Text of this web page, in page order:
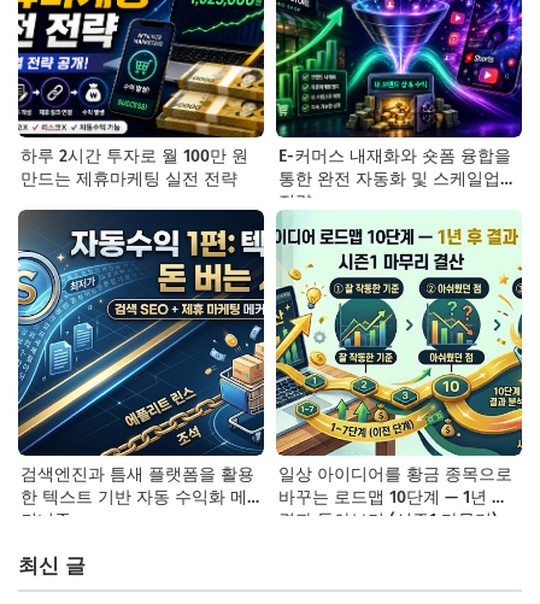
하루 2시간 투자로 월 100만 원
만드는 제휴마케팅 실전 전략
E-커머스 내재화와 숏폼 융합을
통한 완전 자동화 및 스케일업
전략
검색엔진과 틈새 플랫폼을 활용
한 텍스트 기반 자동 수익화 메
커니즘
일상 아이디어를 황금 종목으로
바꾸는 로드맵 10단계 — 1년 후
결과 돌아보기 (시즌1 마무리)
최신 글